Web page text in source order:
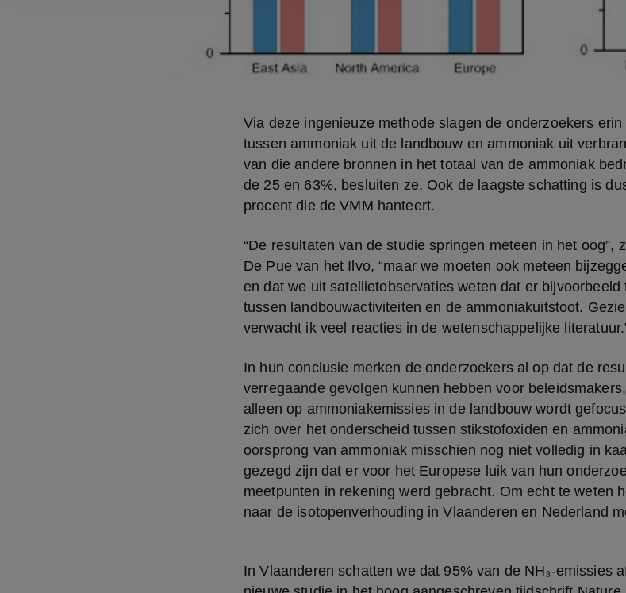
Via deze ingenieuze methode slagen de onderzoekers
tussen ammoniak uit de landbouw en ammoniak uit
van die andere bronnen in het totaal van de ammoniak
de 25 en 63%, besluiten ze. Ook de laagste schatting is
procent die de VMM hanteert.
“De resultaten van de studie springen meteen in het oog”,
De Pue van het Ilvo, “maar we moeten ook meteen
en dat we uit satellietobservaties weten dat er
tussen landbouwactiviteiten en de ammoniakuitstoot.
verwacht ik veel reacties in de wetenschappelijke
In hun conclusie merken de onderzoekers al op dat de
verregaande gevolgen kunnen hebben voor
alleen op ammoniakemissies in de landbouw wordt
zich over het onderscheid tussen stikstofoxiden en
oorsprong van ammoniak misschien nog niet volledig in
gezegd zijn dat er voor het Europese luik van hun
meetpunten in rekening werd gebracht. Om echt te weten
naar de isotopenverhouding in Vlaanderen en Nederland
In Vlaanderen schatten we dat 95% van de NH₃-emissies